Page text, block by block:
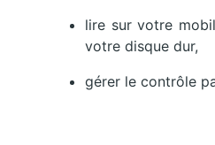
lire sur votre
votre disque dur,
gérer le contrôle